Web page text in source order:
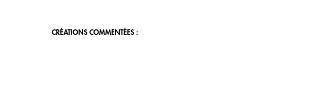
CRÉATIONS COMMENTÉES :